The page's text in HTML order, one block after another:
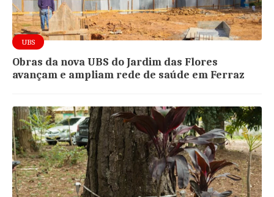
UBS
Obras da nova UBS do Jardim das Flores
avançam e ampliam rede de saúde em Ferraz